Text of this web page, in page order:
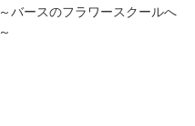
～バースのフラワースクールへ
～